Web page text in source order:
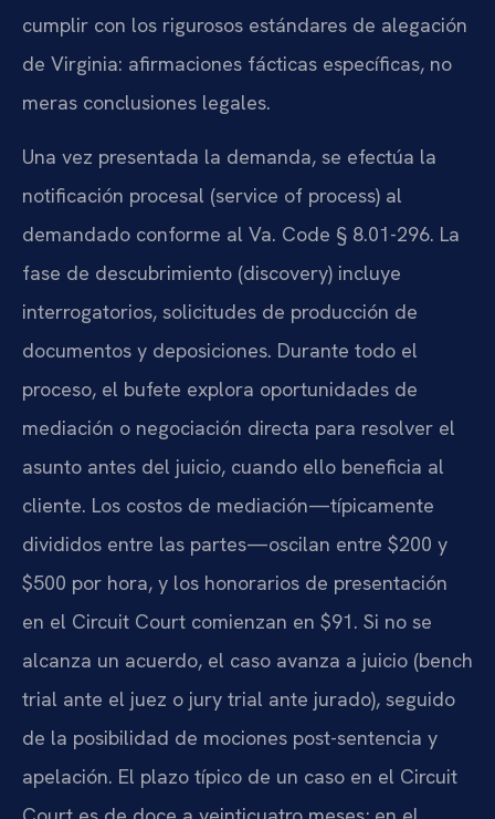
cumplir con los rigurosos estándares de alegación
de Virginia: afirmaciones fácticas específicas, no
meras conclusiones legales.
Una vez presentada la demanda, se efectúa la
notificación procesal (service of process) al
demandado conforme al Va. Code § 8.01-296. La
fase de descubrimiento (discovery) incluye
interrogatorios, solicitudes de producción de
documentos y deposiciones. Durante todo el
proceso, el bufete explora oportunidades de
mediación o negociación directa para resolver el
asunto antes del juicio, cuando ello beneficia al
cliente. Los costos de mediación—típicamente
divididos entre las partes—oscilan entre $200 y
$500 por hora, y los honorarios de presentación
en el Circuit Court comienzan en $91. Si no se
alcanza un acuerdo, el caso avanza a juicio (bench
trial ante el juez o jury trial ante jurado), seguido
de la posibilidad de mociones post-sentencia y
apelación. El plazo típico de un caso en el Circuit